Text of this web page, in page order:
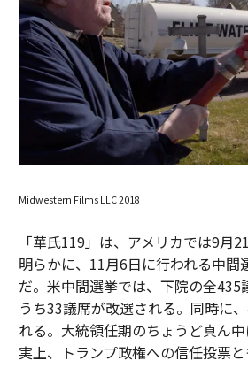
Midwestern Films LLC 2018
「華氏119」は、アメリカでは9月
明らかに、11月6日に行われる中間
だ。米中間選挙では、下院の全435
うち33議席が改選される。同時に
れる。大統領任期のちょうど真ん
実上、トランプ政権への信任投票と